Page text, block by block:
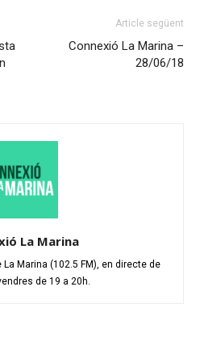
Article següent
Connexió La Marina –
28/06/18
La Marina
Marina (102.5 FM), en directe de
de 19 a 20h.